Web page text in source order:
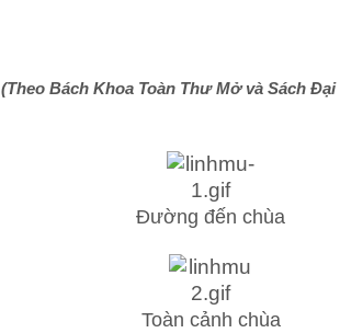
(Theo Bách Khoa Toàn Thư Mở và Sách
Đường đến chùa
Toàn cảnh chùa